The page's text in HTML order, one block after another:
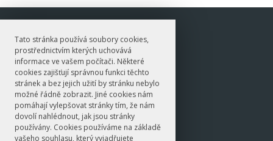
Tato stránka používá soubory cookies,
prostřednictvím kterých uchovává
informace ve vašem počítači. Některé
cookies zajišťují správnou funkci těchto
stránek a bez jejich užití by stránku nebylo
možné řádně zobrazit. Jiné cookies nám
pomáhají vylepšovat stránky tím, že nám
dovolí nahlédnout, jak jsou stránky
používány. Cookies používáme na základě
vašeho souhlasu, který vyjadřujete
nanuk@ff.cuni.cz
© 2020 I ÚJKN